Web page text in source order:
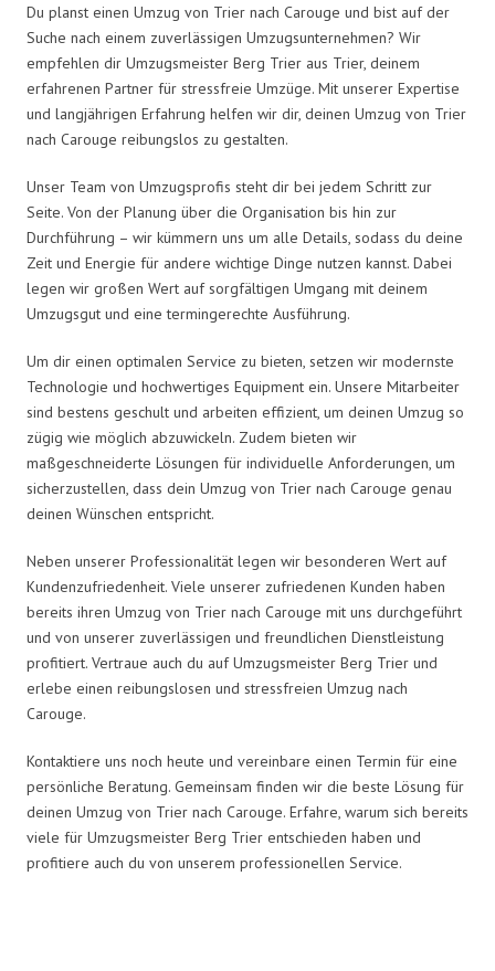
Du planst einen Umzug von Trier nach Carouge und bist auf der
Suche nach einem zuverlässigen Umzugsunternehmen? Wir
empfehlen dir Umzugsmeister Berg Trier aus Trier, deinem
erfahrenen Partner für stressfreie Umzüge. Mit unserer Expertise
und langjährigen Erfahrung helfen wir dir, deinen Umzug von Trier
nach Carouge reibungslos zu gestalten.
Unser Team von Umzugsprofis steht dir bei jedem Schritt zur
Seite. Von der Planung über die Organisation bis hin zur
Durchführung – wir kümmern uns um alle Details, sodass du deine
Zeit und Energie für andere wichtige Dinge nutzen kannst. Dabei
legen wir großen Wert auf sorgfältigen Umgang mit deinem
Umzugsgut und eine termingerechte Ausführung.
Um dir einen optimalen Service zu bieten, setzen wir modernste
Technologie und hochwertiges Equipment ein. Unsere Mitarbeiter
sind bestens geschult und arbeiten effizient, um deinen Umzug so
zügig wie möglich abzuwickeln. Zudem bieten wir
maßgeschneiderte Lösungen für individuelle Anforderungen, um
sicherzustellen, dass dein Umzug von Trier nach Carouge genau
deinen Wünschen entspricht.
Neben unserer Professionalität legen wir besonderen Wert auf
Kundenzufriedenheit. Viele unserer zufriedenen Kunden haben
bereits ihren Umzug von Trier nach Carouge mit uns durchgeführt
und von unserer zuverlässigen und freundlichen Dienstleistung
profitiert. Vertraue auch du auf Umzugsmeister Berg Trier und
erlebe einen reibungslosen und stressfreien Umzug nach
Carouge.
Kontaktiere uns noch heute und vereinbare einen Termin für eine
persönliche Beratung. Gemeinsam finden wir die beste Lösung für
deinen Umzug von Trier nach Carouge. Erfahre, warum sich bereits
viele für Umzugsmeister Berg Trier entschieden haben und
profitiere auch du von unserem professionellen Service.